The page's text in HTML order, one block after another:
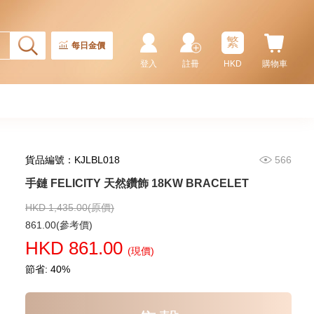
每日金價
購物車
繁
HKD
註冊
登入
貨品編號：KJLBL018 566
手鏈 FELICITY 天然鑽飾 18KW BRACELET
HKD 1,435.00(原價)
861.00(參考價)
HKD 861.00 (現價)
節省: 40%
手鏈 FELICITY 天然鑽飾 18KW
2,565.00